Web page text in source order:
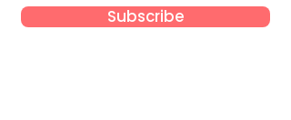
Subscribe